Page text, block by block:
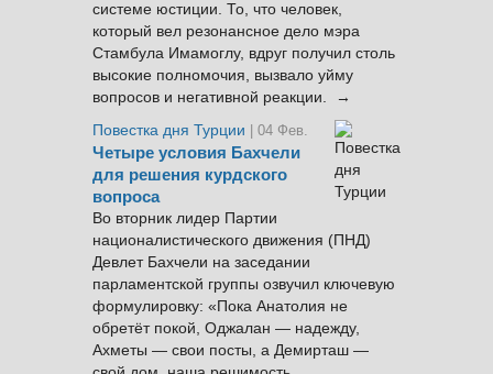
системе юстиции. То, что человек,
который вел резонансное дело мэра
Стамбула Имамоглу, вдруг получил столь
высокие полномочия, вызвало уйму
вопросов и негативной реакции. →
Повестка дня Турции
| 04 Фев.
Четыре условия Бахчели
для решения курдского
вопроса
Во вторник лидер Партии
националистического движения (ПНД)
Девлет Бахчели на заседании
парламентской группы озвучил ключевую
формулировку: «Пока Анатолия не
обретёт покой, Оджалан — надежду,
Ахметы — свои посты, а Демирташ —